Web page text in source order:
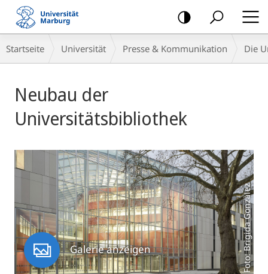
Mobile-
Navigation
Breadcrumb-
Navigation
Startseite Universität Presse & Kommunikation Die
Neubau der
Universitätsbibliothek
Foto: Brigida Gonzàlez
Galerie anzeigen